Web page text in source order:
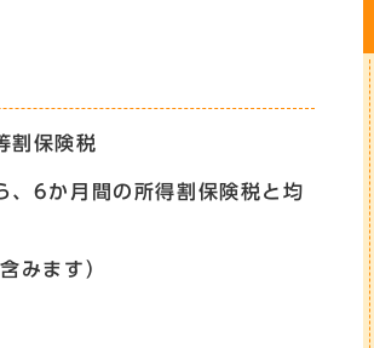
割保険税
、6か月間の所得割保険税と均
みます）